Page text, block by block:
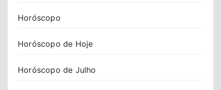
Horóscopo
Horóscopo de Hoje
Horóscopo de Julho